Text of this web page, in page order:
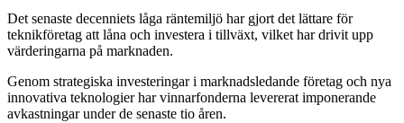
Det senaste decenniets låga räntemiljö har gjort det lättare för
teknikföretag att låna och investera i tillväxt, vilket har drivit upp
värderingarna på marknaden.
Genom strategiska investeringar i marknadsledande företag och nya
innovativa teknologier har vinnarfonderna levererat imponerande
avkastningar under de senaste tio åren.